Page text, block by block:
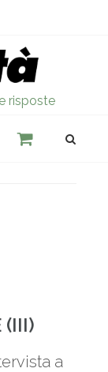
risposte
(III)
a